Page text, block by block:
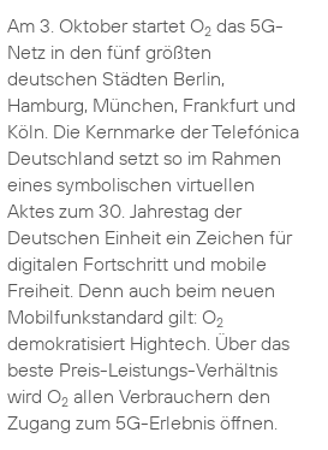
Am 3. Oktober startet O2das 5G-
Netz in den fünf größten
deutschen Städten Berlin,
Hamburg, München, Frankfurt und
Köln. Die Kernmarke der Telefónica
Deutschland setzt so im Rahmen
eines symbolischen virtuellen
Aktes zum 30. Jahrestag der
Deutschen Einheit ein Zeichen für
digitalen Fortschritt und mobile
Freiheit. Denn auch beim neuen
Mobilfunkstandard gilt: O2
demokratisiert Hightech. Über das
beste Preis-Leistungs-Verhältnis
wird O2allen Verbrauchern den
Zugang zum 5G-Erlebnis öffnen.